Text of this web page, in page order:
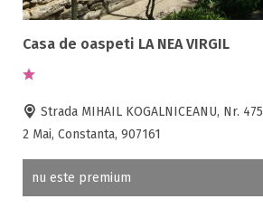
Casa de oaspeti LA NEA VIRGIL
Strada MIHAIL KOGALNICEANU, Nr. 475
2 Mai, Constanta, 907161
nu este premium